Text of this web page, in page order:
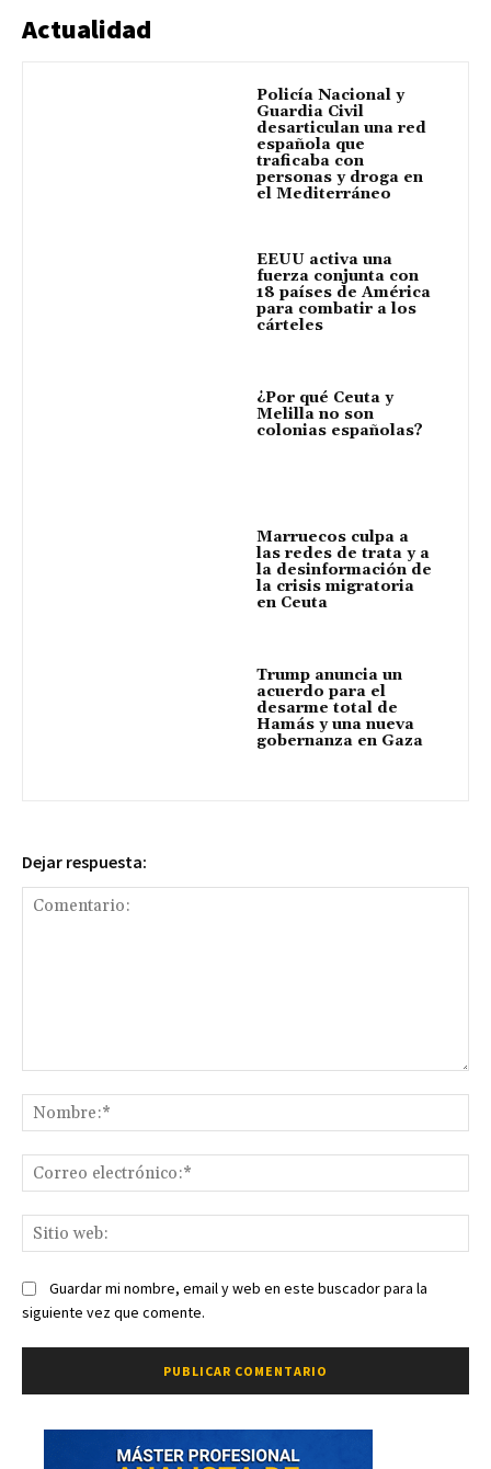
Actualidad
Policía Nacional y
Guardia Civil
desarticulan una red
española que
traficaba con
personas y droga en
el Mediterráneo
EEUU activa una
fuerza conjunta con
18 países de América
para combatir a los
cárteles
¿Por qué Ceuta y
Melilla no son
colonias españolas?
Marruecos culpa a
las redes de trata y a
la desinformación de
la crisis migratoria
en Ceuta
Trump anuncia un
acuerdo para el
desarme total de
Hamás y una nueva
gobernanza en Gaza
Dejar respuesta:
Guardar mi nombre, email y web en este buscador para la
siguiente vez que comente.